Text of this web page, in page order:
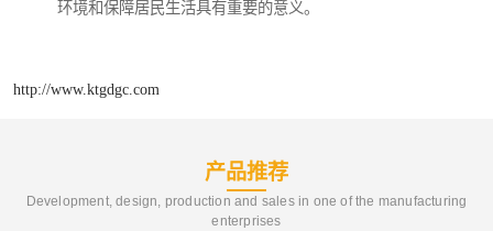
环境和保障居民生活具有重要的意义。
http://www.ktgdgc.com
产品推荐
Development, design, production and sales in one of the manufacturing
enterprises